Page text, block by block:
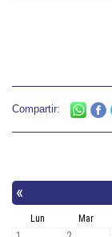
Compartir: